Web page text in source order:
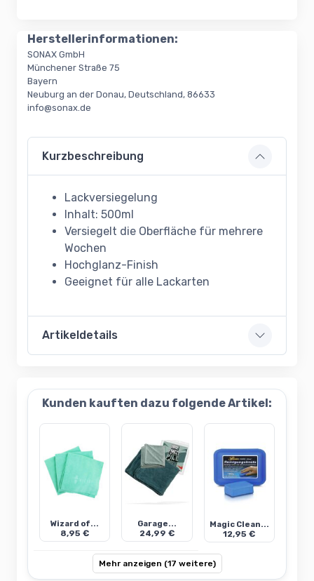
Herstellerinformationen:
SONAX GmbH
Münchener Straße 75
Bayern
Neuburg an der Donau, Deutschland, 86633
info@sonax.de
Kurzbeschreibung
Lackversiegelung
Inhalt: 500ml
Versiegelt die Oberfläche für mehrere
Wochen
Hochglanz-Finish
Geeignet für alle Lackarten
Artikeldetails
Kunden kauften dazu folgende Artikel:
Wizard of...
8,95 €
Garage...
24,99 €
Magic Clean...
12,95 €
Mehr anzeigen (17 weitere)